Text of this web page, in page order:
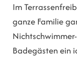
Im
ganze Familie
Badegästen ein